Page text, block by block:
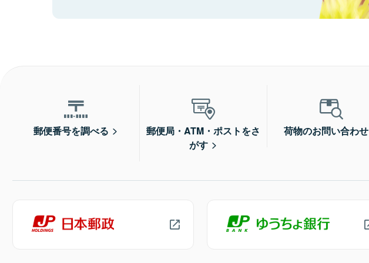
郵便番号を調べる
郵便局・ATM・ポストをさ
がす
荷物のお問い合わせ